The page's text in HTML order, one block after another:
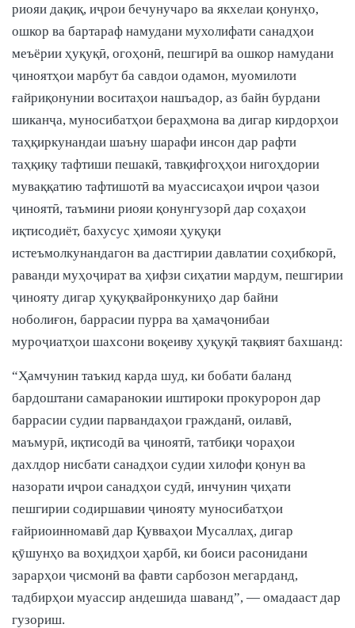
риояи дақиқ, иҷрои бечунучаро ва якхелаи қонунҳо,
ошкор ва бартараф намудани мухолифати санадҳои
меъёрии ҳуқуқӣ, огоҳонӣ, пешгирӣ ва ошкор намудани
ҷиноятҳои марбут ба савдои одамон, муомилоти
ғайриқонунии воситаҳои нашъадор, аз байн бурдани
шиканҷа, муносибатҳои бераҳмона ва дигар кирдорҳои
таҳқиркунандаи шаъну шарафи инсон дар рафти
таҳқиқу тафтиши пешакӣ, тавқифгоҳҳои нигоҳдории
муваққатию тафтишотӣ ва муассисаҳои иҷрои ҷазои
ҷиноятӣ, таъмини риояи қонунгузорӣ дар соҳаҳои
иқтисодиёт, бахусус ҳимояи ҳуқуқи
истеъмолкунандагон ва дастгирии давлатии соҳибкорӣ,
раванди муҳоҷират ва ҳифзи сиҳатии мардум, пешгирии
ҷинояту дигар ҳуқуқвайронкуниҳо дар байни
ноболиғон, баррасии пурра ва ҳамаҷонибаи
муроҷиатҳои шахсони воқеиву ҳуқуқӣ тақвият бахшанд:
“Ҳамчунин таъкид карда шуд, ки бобати баланд
бардоштани самаранокии иштироки прокуророн дар
баррасии судии парвандаҳои гражданӣ, оилавӣ,
маъмурӣ, иқтисодӣ ва ҷиноятӣ, татбиқи чораҳои
дахлдор нисбати санадҳои судии хилофи қонун ва
назорати иҷрои санадҳои судӣ, инчунин ҷиҳати
пешгирии содиршавии ҷинояту муносибатҳои
ғайриоинномавӣ дар Қувваҳои Мусаллаҳ, дигар
қӯшунҳо ва воҳидҳои ҳарбӣ, ки боиси расонидани
зарарҳои ҷисмонӣ ва фавти сарбозон мегарданд,
тадбирҳои муассир андешида шаванд”, — омадааст дар
гузориш.